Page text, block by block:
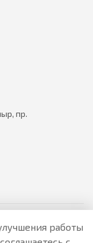
работы
пр.